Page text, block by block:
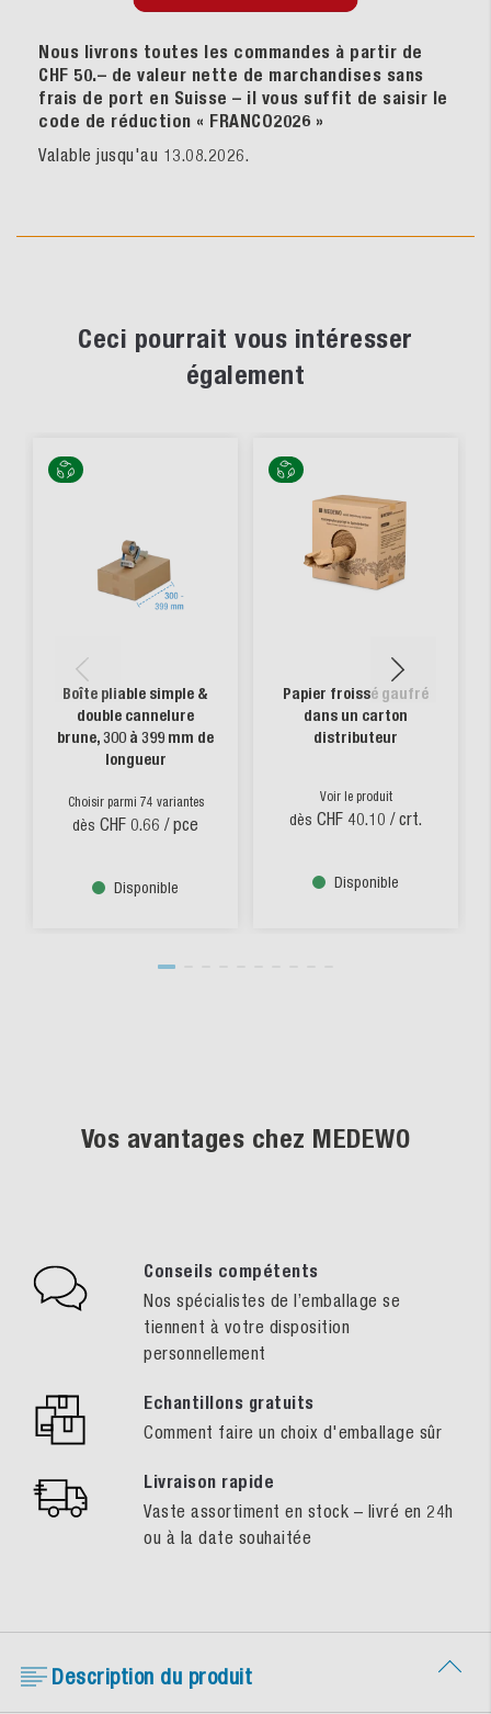
Nous livrons toutes les commandes à partir de
CHF 50.– de valeur nette de marchandises sans
frais de port en Suisse – il vous suffit de saisir le
code de réduction « FRANCO2026 »
Valable jusqu'au 13.08.2026.
Ceci pourrait vous intéresser
également
Boîte pliable simple &
double cannelure
brune, 300 à 399 mm de
longueur
Choisir parmi 74 variantes
dès CHF 0.66 / pce
Disponible
Papier froissé gaufré
dans un carton
distributeur
Voir le produit
dès CHF 40.10 / crt.
Disponible
Vos avantages chez MEDEWO
Conseils compétents
Nos spécialistes de l’emballage se
tiennent à votre disposition
personnellement
Echantillons gratuits
Comment faire un choix d'emballage sûr
Livraison rapide
Vaste assortiment en stock – livré en 24h
ou à la date souhaitée
Description du produit